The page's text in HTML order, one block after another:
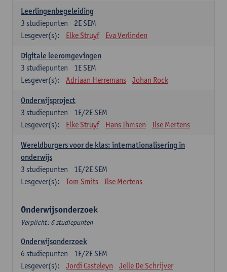
Leerlingenbegeleiding
2E SEM
3 studiepunten
Lesgever(s):
Elke Struyf Eva Verlinden
Digitale leeromgevingen
1E SEM
3 studiepunten
Lesgever(s):
Adriaan Herremans Johan Rock
Onderwijsproject
1E/2E SEM
3 studiepunten
Lesgever(s):
Elke Struyf Hans Ihmsen Ilse Mertens
Wereldburgers voor de klas: internationalisering in
onderwijs
1E/2E SEM
3 studiepunten
Lesgever(s):
Tom Smits Ilse Mertens
Onderwijsonderzoek
Verplicht: 6 studiepunten
Onderwijsonderzoek
1E/2E SEM
6 studiepunten
Lesgever(s):
Jordi Casteleyn Jelle De Schrijver